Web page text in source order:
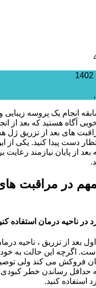
,
انجام یک پروسه زیبایی
آگاه هستید که بعد از
های بعد از تزریق ژل
دست پیدا کنید. یکی از
از پایان نیازمند
مهم در مراقبت
تا 2 روز اول بعد از تزریق ،
فروکش می کند ولی
حداقل رساندن خطر کبودی
کنید.